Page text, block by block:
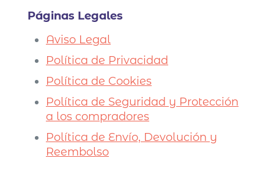
Páginas Legales
Aviso Legal
Política de Privacidad
Política de Cookies
Política de Seguridad y Protección
a los compradores
Política de Envío, Devolución y
Reembolso